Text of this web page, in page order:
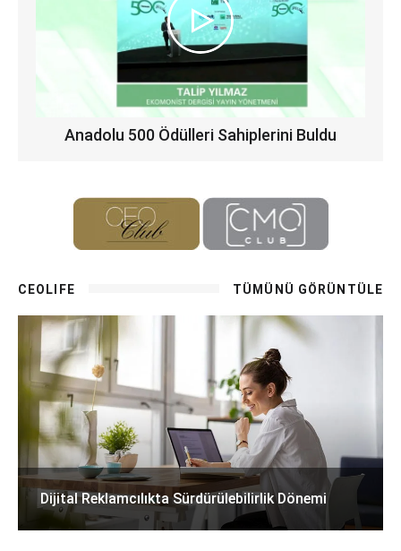
Anadolu 500 Ödülleri Sahiplerini Buldu
CEOLIFE TÜMÜNÜ GÖRÜNTÜLE
Dijital Reklamcılıkta Sürdürülebilirlik Dönemi